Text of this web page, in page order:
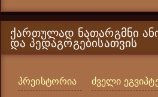
ᲥᲐᲠᲗᲣᲚᲐᲓ ᲜᲐᲗᲐᲠᲒᲛᲜᲘ
ᲓᲐ ᲞᲔᲓᲐᲒᲝᲒᲔᲑᲘᲡᲐᲗᲕᲘᲡ
პრეისტორია ძველი